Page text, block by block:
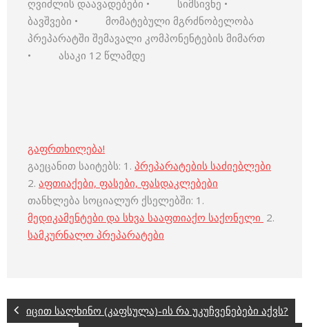
ღვიძლის დაავადებები • სიმსივნე •
ბავშვები • მომატებული მგრძნობელობა
პრეპარატში შემავალი კომპონენტების მიმართ
• ასაკი 12 წლამდე
გაფრთხილება!
გაეცანით საიტებს: 1. პრეპარატების საძიებლები
2. აფთიაქები, ფასები, ფასდაკლებები
თანხლება სოციალურ ქსელებში: 1.
მედიკამენტები და სხვა სააფთიაქო საქონელი 2.
სამკურნალო პრეპარატები
იცით სალხინო (კაფსულა)-ის რა უკუჩვენებები აქვს?